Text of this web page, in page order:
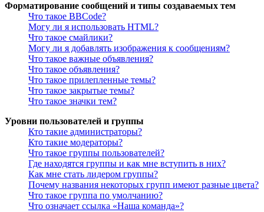
Форматирование сообщений и типы создаваемых тем
Что такое BBCode?
Могу ли я использовать HTML?
Что такое смайлики?
Могу ли я добавлять изображения к сообщениям?
Что такое важные объявления?
Что такое объявления?
Что такое прилепленные темы?
Что такое закрытые темы?
Что такое значки тем?
Уровни пользователей и группы
Кто такие администраторы?
Кто такие модераторы?
Что такое группы пользователей?
Где находятся группы и как мне вступить в них?
Как мне стать лидером группы?
Почему названия некоторых групп имеют разные цвета?
Что такое группа по умолчанию?
Что означает ссылка «Наша команда»?